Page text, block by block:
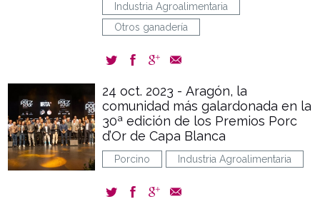
Industria Agroalimentaria
Otros ganadería
24 oct. 2023 - Aragón, la
comunidad más galardonada en la
30ª edición de los Premios Porc
d’Or de Capa Blanca
Porcino Industria Agroalimentaria